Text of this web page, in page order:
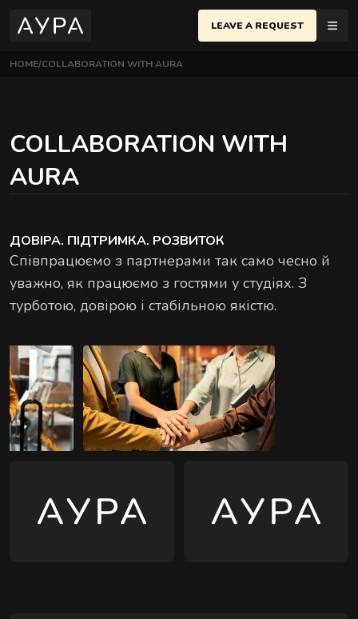
LEAVE A REQUEST
HOME COLLABORATION WITH AURA
COLLABORATION WITH
AURA
ДОВІРА. ПІДТРИМКА. РОЗВИТОК
Співпрацюємо з партнерами так само чесно й
уважно, як працюємо з гостями у студіях. З
турботою, довірою і стабільною якістю.
POLTAVA
DISTRICT
DISTRICT
St., Kyiv
MASSAGES
BASIC MASSAGES
COUPLES MASSAGES
A session for two — side by side, simultaneously, and
in the comfort of your choice.